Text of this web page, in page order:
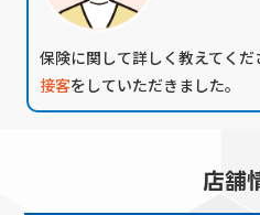
保険に関して詳しく教えてくだ
接客をしていただきました。
店舗